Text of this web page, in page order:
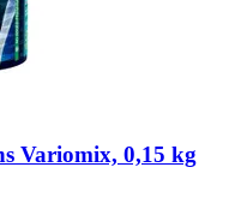
Variomix, 0,15 kg